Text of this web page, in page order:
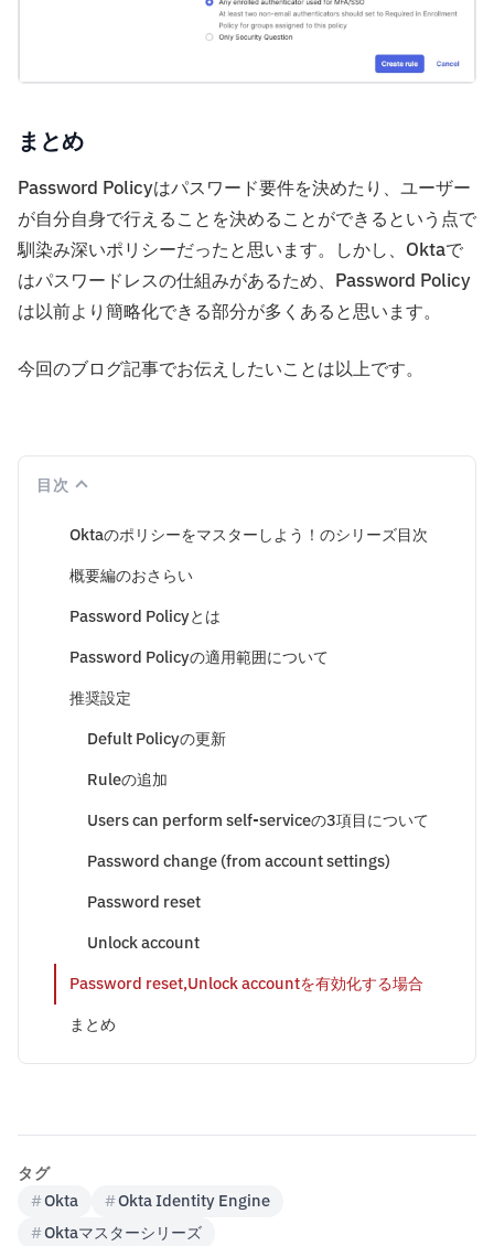
まとめ
Password Policyはパスワード要件を決めたり、ユーザー
が自分自身で行えることを決めることができるという点で
馴染み深いポリシーだったと思います。しかし、Oktaで
はパスワードレスの仕組みがあるため、Password Policy
は以前より簡略化できる部分が多くあると思います。
今回のブログ記事でお伝えしたいことは以上です。
目次
Oktaのポリシーをマスターしよう！のシリーズ目次
概要編のおさらい
Password Policyとは
Password Policyの適用範囲について
推奨設定
Defult Policyの更新
Ruleの追加
Users can perform self-serviceの3項目について
Password change (from account settings)
Password reset
Unlock account
Password reset,Unlock accountを有効化する場合
まとめ
タグ
#Okta #Okta Identity Engine
#Oktaマスターシリーズ